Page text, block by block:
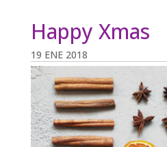
Happy Xmas
19 ENE 2018